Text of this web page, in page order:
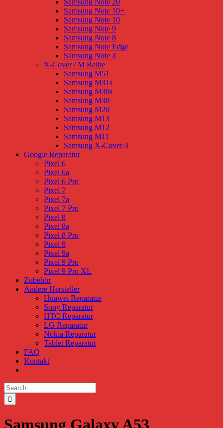
Samsung Note 20
Samsung Note 10+
Samsung Note 10
Samsung Note 9
Samsung Note 8
Samsung Note Edge
Samsung Note 4
X-Cover / M Reihe
Samsung M51
Samsung M31s
Samsung M30s
Samsung M30
Samsung M20
Samsung M13
Samsung M12
Samsung M11
Samsung X-Cover 4
Google Reparatur
Pixel 6
Pixel 6a
Pixel 6 Pro
Pixel 7
Pixel 7a
Pixel 7 Pro
Pixel 8
Pixel 8a
Pixel 8 Pro
Pixel 9
Pixel 9a
Pixel 9 Pro
Pixel 9 Pro XL
Zubehör
Andere Hersteller
Huawei Reparatur
Sony Reparatur
HTC Reparatur
LG Reparatur
Nokia Reparatur
Tablet Reparatur
FAQ
Kontakt
Search
for: